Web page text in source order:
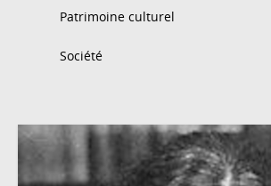
Patrimoine culturel
Société